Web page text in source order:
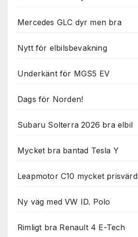
Mercedes GLC dyr men bra
Nytt för elbilsbevakning
Underkänt för MGS5 EV
Dags för Norden!
Subaru Solterra 2026 bra elbil
Mycket bra bantad Tesla Y
Leapmotor C10 mycket prisvärd
Ny väg med VW ID. Polo
Rimligt bra Renault 4 E-Tech